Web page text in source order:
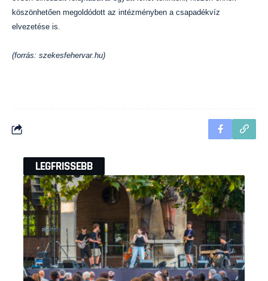
köszönhetően megoldódott az intézményben a csapadékvíz
elvezetése is.
(forrás: szekesfehervar.hu)
LEGFRISSEBB